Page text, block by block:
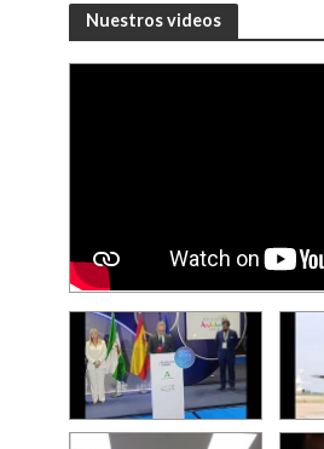
Nuestros videos